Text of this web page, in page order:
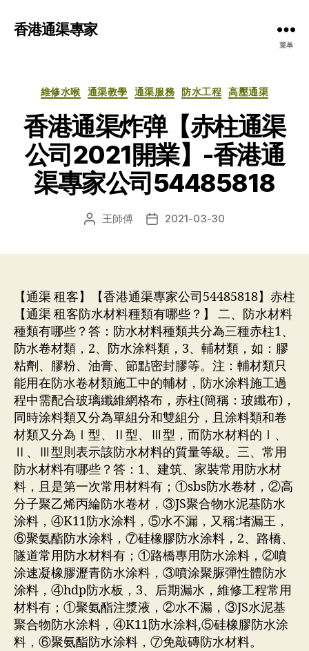
香港通渠專家
菜单
分
維修水喉 通渠教學 通渠服務 防水工程 高壓通渠
香港通渠炸弹【赤柱通渠
公司2021開業】-香港通
渠專家公司54485818
文 王師傅
发 2021-03-30
【通渠 租客】【香港通渠專家公司54485818】赤柱
【通渠 租客防水材料種類有哪些？】 二、防水材料
種類有哪些？答：防水材料種類共分為三種赤柱1、
防水卷材類，2、防水涂料類，3、輔材類，如：膠
粘劑、膠粉、油膏、節點密封膠等。注：輔材類只
能用在防水卷材類施工中的輔材，防水涂料施工過
程中需配合玻璃纖維網格布，赤柱(簡稱：玻纖布)，
同時涂料類又分為單組分和雙組分，且涂料類和卷
材類又分為Ⅰ型、Ⅱ型、Ⅲ型，而防水材料的Ⅰ、
Ⅱ、Ⅲ型則表示該防水材料的質量等級。三、常用
防水材料有哪些？答：1、建筑、家裝常用防水材
料，且是第一次常用材料有；①sbs防水卷材，②高
分子聚乙烯丙綸防水卷材，③JS聚合物水泥基防水
涂料，④K11防水涂料，⑤水不漏，又稱:堵漏王，
⑥聚氨酯防水涂料，⑦硅橡膠防水涂料，2、路橋、
隧道常用防水材料有；①路橋專用防水涂料，②噴
涂速凝橡膠瀝青防水涂料，③噴涂聚脲彈性體防水
涂料，④hdp防水板，3、后期漏水，維修工程常用
材料有；①聚氨酯注漿液，②水不漏，③JS水泥基
聚合物防水涂料，④K11防水涂料,⑤硅橡膠防水涂
料，⑥聚氨酯防水涂料，⑦免敲磚防水材料。